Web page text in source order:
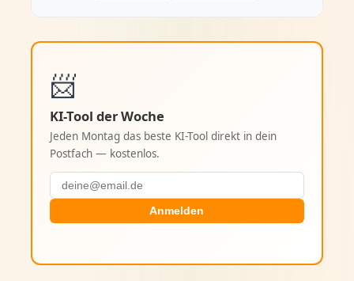
📨
KI-Tool der Woche
Jeden Montag das beste KI-Tool direkt in dein
Postfach — kostenlos.
Anmelden